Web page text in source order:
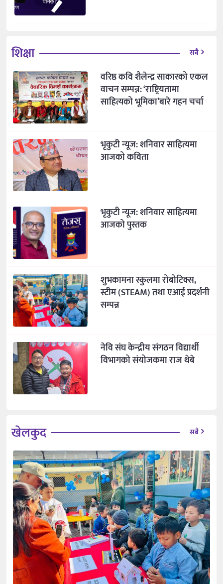
शिक्षा सबै
वरिष्ठ कवि शैलेन्द्र साकारको एकल
वाचन सम्पन्न: ‘राष्ट्रियतामा
साहित्यको भूमिका’बारे गहन चर्चा
भृकुटी न्यूज: शनिवार साहित्यमा
आजको कविता
भृकुटी न्यूज: शनिवार साहित्यमा
आजको पुस्तक
शुभकामना स्कुलमा रोबोटिक्स,
स्टीम (STEAM) तथा एआई प्रदर्शनी
सम्पन्न
नेवि संघ केन्द्रीय संगठन विद्यार्थी
विभागको संयोजकमा राज थेबे
खेलकुद सबै